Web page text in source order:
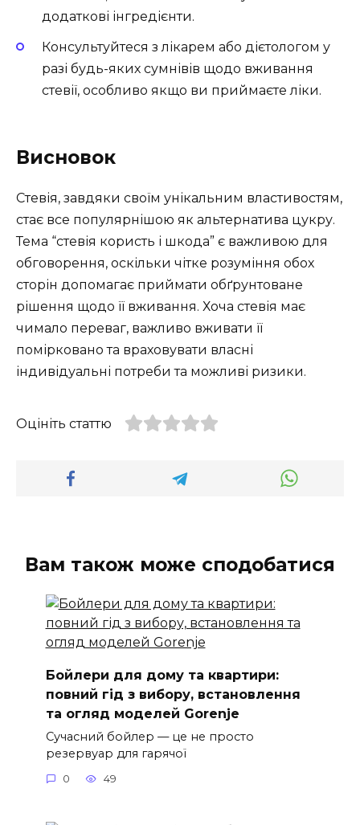
додаткові інгредієнти.
Консультуйтеся з лікарем або дієтологом у
разі будь-яких сумнівів щодо вживання
стевії, особливо якщо ви приймаєте ліки.
Висновок
Стевія, завдяки своїм унікальним властивостям,
стає все популярнішою як альтернатива цукру.
Тема “стевія користь і шкода” є важливою для
обговорення, оскільки чітке розуміння обох
сторін допомагає приймати обґрунтоване
рішення щодо її вживання. Хоча стевія має
чимало переваг, важливо вживати її
помірковано та враховувати власні
індивідуальні потреби та можливі ризики.
Оцініть статтю
Вам також може сподобатися
Бойлери для дому та квартири:
повний гід з вибору, встановлення
та огляд моделей Gorenje
Сучасний бойлер — це не просто
резервуар для гарячої
0 49